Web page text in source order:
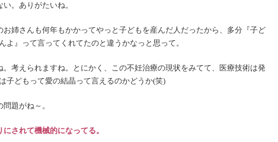
。ありがたいね。
お姉さんも何年もかかってやっと子どもを産んだ人だったから、多分『子ど
よ』って言ってくれてたのと違うかなっと思って。
。考えられますね。とにかく、この不妊治療の現状をみてて、医療技術は発
子どもって愛の結晶って言えるのかどうか(笑)
題がね～。
されて機械的になってる。